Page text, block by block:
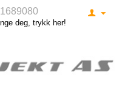
deg, trykk her!